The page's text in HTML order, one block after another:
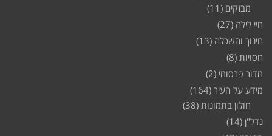
מבזקים (11)
חיי לילה (27)
חינוך והשכלה (13)
חסויות (8)
מדור פרסומי (2)
מידע על העיר (164)
חולון בתמונות (38)
נדל"ן (14)